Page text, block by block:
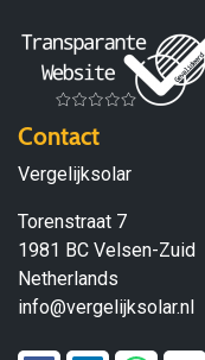
Contact
Vergelijksolar
Torenstraat 7
1981 BC Velsen-Zuid
Netherlands
info@vergelijksolar.nl